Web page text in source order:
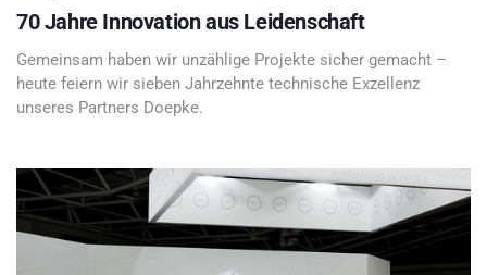
70 Jahre Innovation aus Leidenschaft
Gemeinsam haben wir unzählige Projekte sicher gemacht –
heute feiern wir sieben Jahrzehnte technische Exzellenz
unseres Partners Doepke.